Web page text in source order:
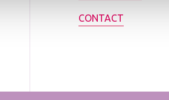
CONTACT